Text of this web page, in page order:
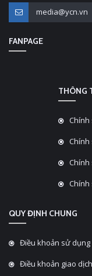
media@ycn.vn
FANPAGE
THÔNG
Chính
Chính
Chính
Chính
QUY ĐỊNH CHUNG
Điều khoản sử dụng
Điều khoản giao dịch